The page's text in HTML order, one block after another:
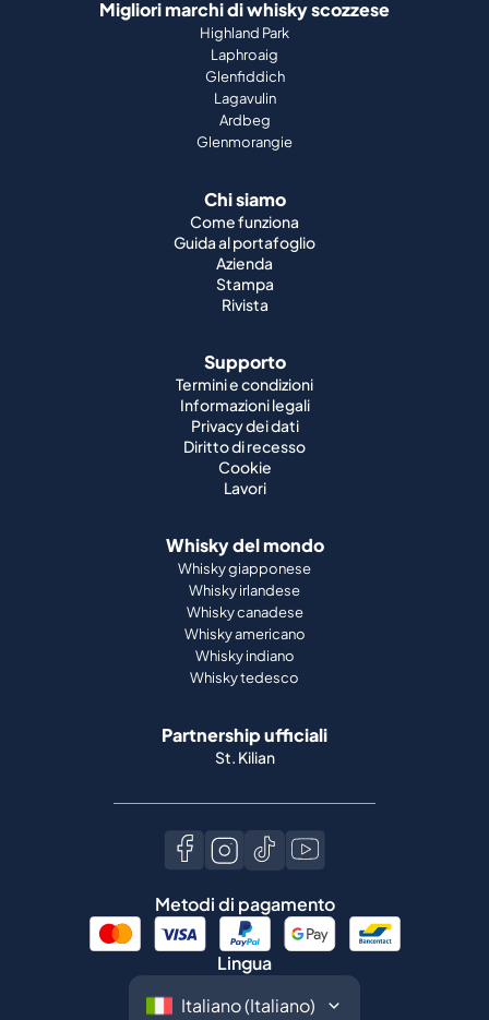
Migliori marchi di whisky scozzese
Highland Park
Laphroaig
Glenfiddich
Lagavulin
Ardbeg
Glenmorangie
Chi siamo
Come funziona
Guida al portafoglio
Azienda
Stampa
Rivista
Supporto
Termini e condizioni
Informazioni legali
Privacy dei dati
Diritto di recesso
Cookie
Lavori
Whisky del mondo
Whisky giapponese
Whisky irlandese
Whisky canadese
Whisky americano
Whisky indiano
Whisky tedesco
Partnership ufficiali
St. Kilian
Metodi di pagamento
Lingua